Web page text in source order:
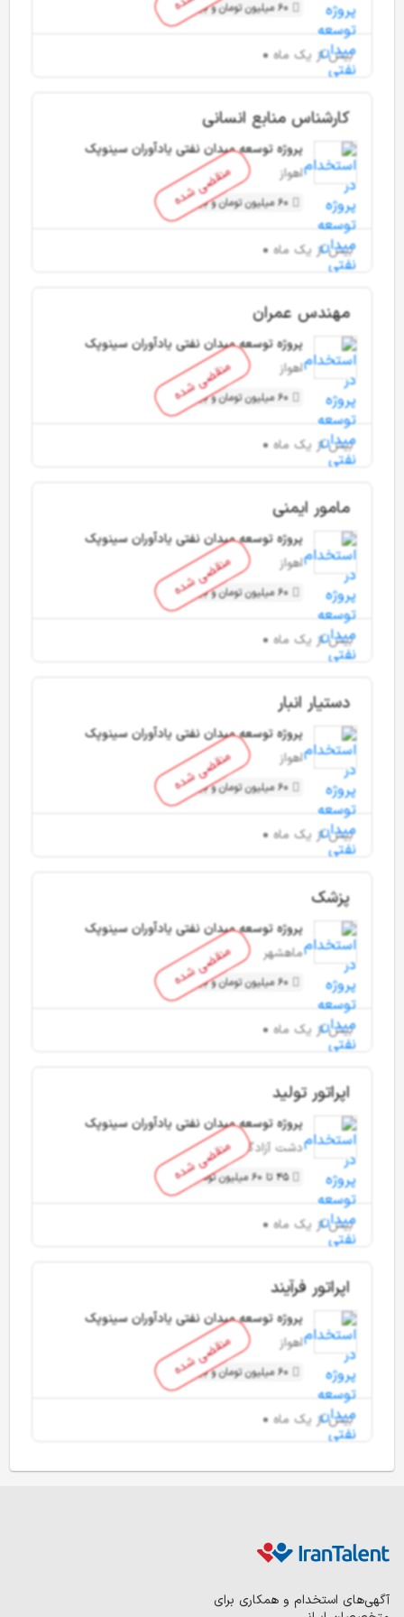
60 میلیون تومان و بیشتر
بیش از یک ماه
منقضی شده
کارشناس منابع انسانی
پروژه توسعه میدان نفتی یادآوران سینوپک
اهواز
60 میلیون تومان و بیشتر
بیش از یک ماه
منقضی شده
مهندس عمران
پروژه توسعه میدان نفتی یادآوران سینوپک
اهواز
60 میلیون تومان و بیشتر
بیش از یک ماه
منقضی شده
مامور ایمنی
پروژه توسعه میدان نفتی یادآوران سینوپک
اهواز
60 میلیون تومان و بیشتر
بیش از یک ماه
منقضی شده
دستیار انبار
پروژه توسعه میدان نفتی یادآوران سینوپک
اهواز
60 میلیون تومان و بیشتر
بیش از یک ماه
منقضی شده
پزشک
پروژه توسعه میدان نفتی یادآوران سینوپک
ماهشهر
60 میلیون تومان و بیشتر
بیش از یک ماه
منقضی شده
اپراتور تولید
پروژه توسعه میدان نفتی یادآوران سینوپک
دشت آزادگان
45 تا 60 میلیون تومان
بیش از یک ماه
منقضی شده
اپراتور فرآیند
پروژه توسعه میدان نفتی یادآوران سینوپک
اهواز
60 میلیون تومان و بیشتر
بیش از یک ماه
آگهی‌های استخدام و همکاری برای